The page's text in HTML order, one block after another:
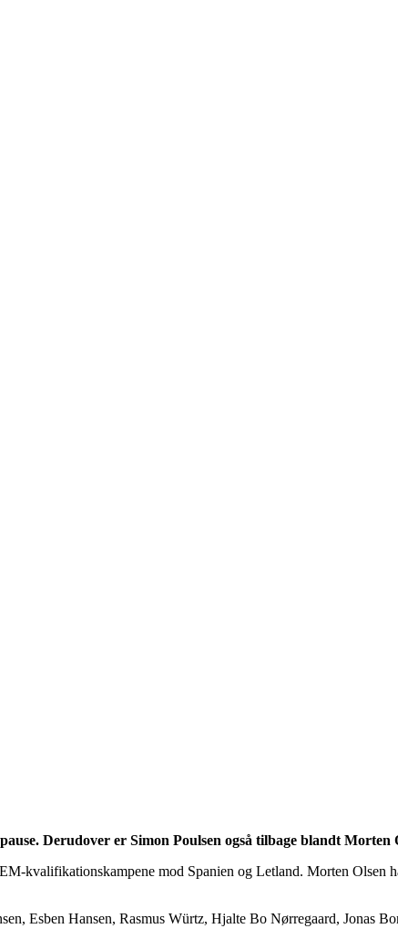
Derudover er Simon Poulsen også tilbage blandt Morten
kvalifikationskampene mod Spanien og Letland. Morten Olsen
Esben Hansen, Rasmus Würtz, Hjalte Bo Nørregaard, Jonas